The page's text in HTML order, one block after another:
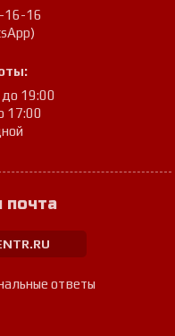
16-16
19:00
17:00
почта
ответы